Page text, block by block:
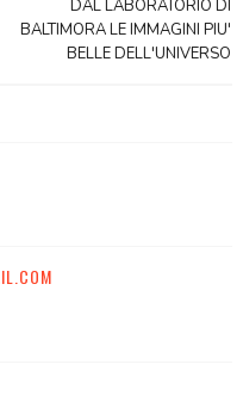
DAL LABORATORIO DI
BALTIMORA LE IMMAGINI PIU'
BELLE DELL'UNIVERSO